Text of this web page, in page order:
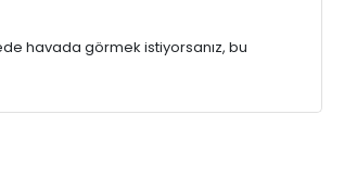
havada görmek istiyorsanız, bu